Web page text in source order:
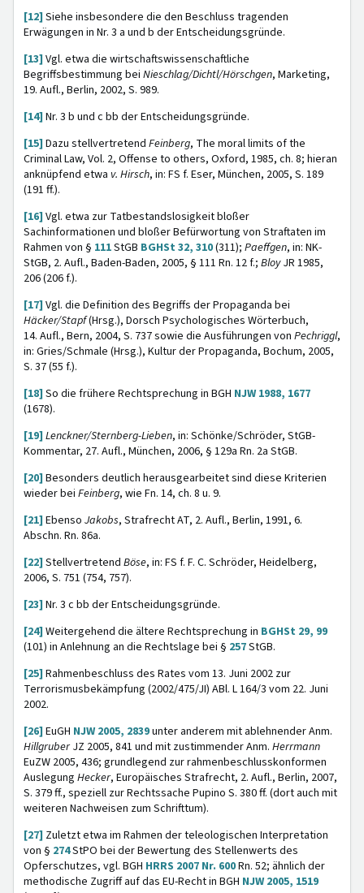
[12] Siehe insbesondere die den Beschluss tragenden
Erwägungen in Nr. 3 a und b der Entscheidungsgründe.
[13] Vgl. etwa die wirtschaftswissenschaftliche
Begriffsbestimmung bei Nieschlag/Dichtl/Hörschgen, Marketing,
19. Aufl., Berlin, 2002, S. 989.
[14] Nr. 3 b und c bb der Entscheidungsgründe.
[15] Dazu stellvertretend Feinberg, The moral limits of the
Criminal Law, Vol. 2, Offense to others, Oxford, 1985, ch. 8; hieran
anknüpfend etwa v. Hirsch, in: FS f. Eser, München, 2005, S. 189
(191 ff.).
[16] Vgl. etwa zur Tatbestandslosigkeit bloßer
Sachinformationen und bloßer Befürwortung von Straftaten im
Rahmen von § 111StGB BGHSt 32, 310(311); Paeffgen, in: NK-
StGB, 2. Aufl., Baden-Baden, 2005, § 111 Rn. 12 f.; BloyJR 1985,
206 (206 f.).
[17] Vgl. die Definition des Begriffs der Propaganda bei
Häcker/Stapf(Hrsg.), Dorsch Psychologisches Wörterbuch,
14. Aufl., Bern, 2004, S. 737 sowie die Ausführungen von Pechriggl,
in: Gries/Schmale (Hrsg.), Kultur der Propaganda, Bochum, 2005,
S. 37 (55 f.).
[18] So die frühere Rechtsprechung in BGH NJW 1988, 1677
(1678).
[19] Lenckner/Sternberg-Lieben, in: Schönke/Schröder, StGB-
Kommentar, 27. Aufl., München, 2006, § 129a Rn. 2a StGB.
[20] Besonders deutlich herausgearbeitet sind diese Kriterien
wieder bei Feinberg, wie Fn. 14, ch. 8 u. 9.
[21] Ebenso Jakobs, Strafrecht AT, 2. Aufl., Berlin, 1991, 6.
Abschn. Rn. 86a.
[22] Stellvertretend Böse, in: FS f. F. C. Schröder, Heidelberg,
2006, S. 751 (754, 757).
[23] Nr. 3 c bb der Entscheidungsgründe.
[24] Weitergehend die ältere Rechtsprechung in BGHSt 29, 99
(101) in Anlehnung an die Rechtslage bei § 257StGB.
[25] Rahmenbeschluss des Rates vom 13. Juni 2002 zur
Terrorismusbekämpfung (2002/475/JI) ABl. L 164/3 vom 22. Juni
2002.
[26] EuGH NJW 2005, 2839unter anderem mit ablehnender Anm.
HillgruberJZ 2005, 841 und mit zustimmender Anm. Herrmann
EuZW 2005, 436; grundlegend zur rahmenbeschlusskonformen
Auslegung Hecker, Europäisches Strafrecht, 2. Aufl., Berlin, 2007,
S. 379 ff., speziell zur Rechtssache Pupino S. 380 ff. (dort auch mit
weiteren Nachweisen zum Schrifttum).
[27] Zuletzt etwa im Rahmen der teleologischen Interpretation
von § 274StPO bei der Bewertung des Stellenwerts des
Opferschutzes, vgl. BGH HRRS 2007 Nr. 600Rn. 52; ähnlich der
methodische Zugriff auf das EU-Recht in BGH NJW 2005, 1519